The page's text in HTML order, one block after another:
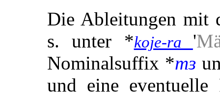
Die Ableitungen mit
s. unter *koje-ra '
Nominalsuffix *mɜ
und eine